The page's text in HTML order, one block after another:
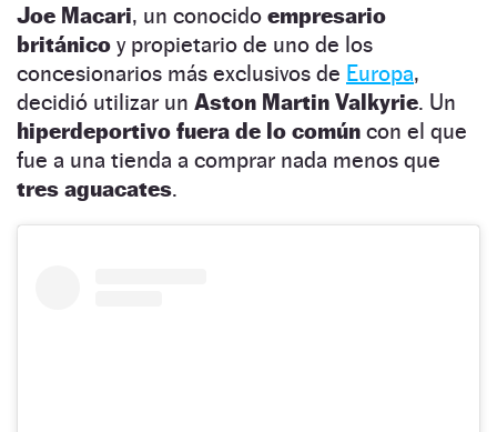
Joe Macari, un conocido empresario
británico y propietario de uno de los
concesionarios más exclusivos de Europa,
decidió utilizar un Aston Martin Valkyrie. Un
hiperdeportivo fuera de lo común con el que
fue a una tienda a comprar nada menos que
tres aguacates.